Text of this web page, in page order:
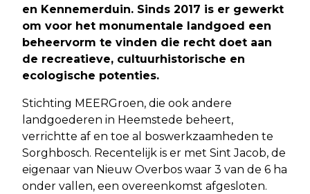
en Kennemerduin. Sinds 2017 is er gewerkt
om voor het monumentale landgoed een
beheervorm te vinden die recht doet aan
de recreatieve, cultuurhistorische en
ecologische potenties.
Stichting MEERGroen, die ook andere
landgoederen in Heemstede beheert,
verrichtte af en toe al boswerkzaamheden te
Sorghbosch. Recentelijk is er met Sint Jacob, de
eigenaar van Nieuw Overbos waar 3 van de 6 ha
onder vallen, een overeenkomst afgesloten.